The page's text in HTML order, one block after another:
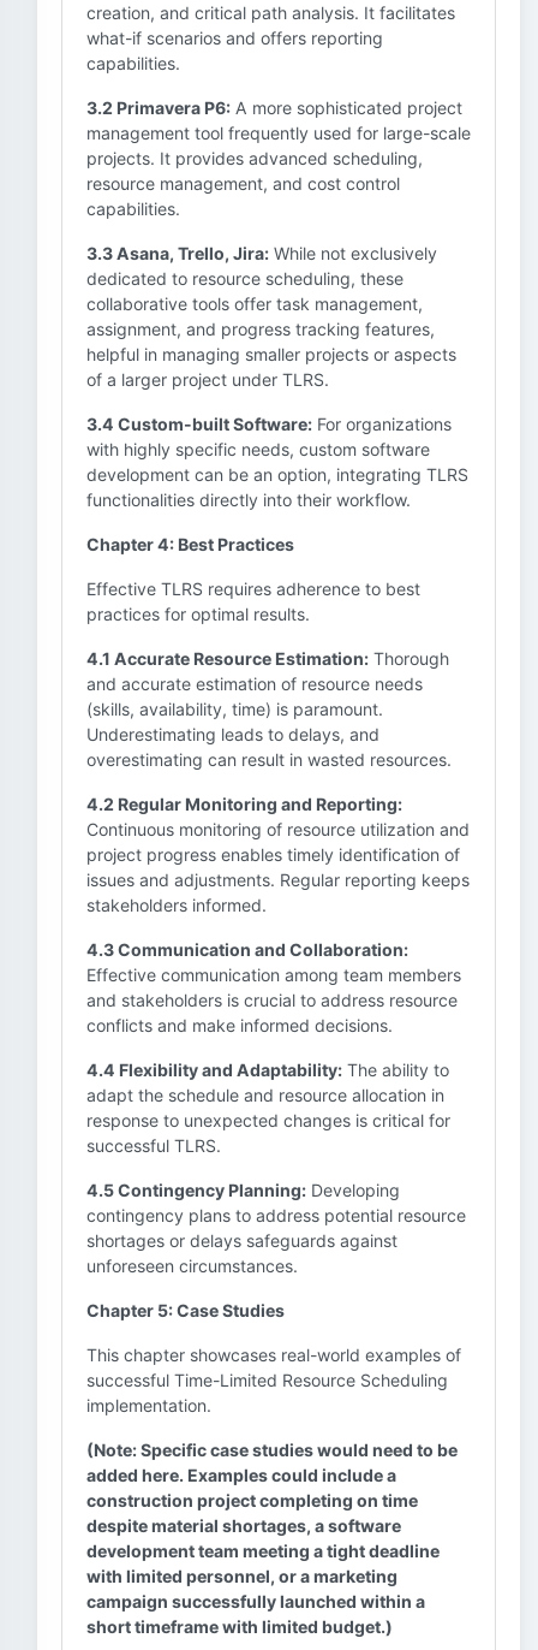
creation, and critical path analysis. It facilitates
what-if scenarios and offers reporting
capabilities.
3.2 Primavera P6: A more sophisticated project
management tool frequently used for large-scale
projects. It provides advanced scheduling,
resource management, and cost control
capabilities.
3.3 Asana, Trello, Jira: While not exclusively
dedicated to resource scheduling, these
collaborative tools offer task management,
assignment, and progress tracking features,
helpful in managing smaller projects or aspects
of a larger project under TLRS.
3.4 Custom-built Software: For organizations
with highly specific needs, custom software
development can be an option, integrating TLRS
functionalities directly into their workflow.
Chapter 4: Best Practices
Effective TLRS requires adherence to best
practices for optimal results.
4.1 Accurate Resource Estimation: Thorough
and accurate estimation of resource needs
(skills, availability, time) is paramount.
Underestimating leads to delays, and
overestimating can result in wasted resources.
4.2 Regular Monitoring and Reporting:
Continuous monitoring of resource utilization and
project progress enables timely identification of
issues and adjustments. Regular reporting keeps
stakeholders informed.
4.3 Communication and Collaboration:
Effective communication among team members
and stakeholders is crucial to address resource
conflicts and make informed decisions.
4.4 Flexibility and Adaptability: The ability to
adapt the schedule and resource allocation in
response to unexpected changes is critical for
successful TLRS.
4.5 Contingency Planning: Developing
contingency plans to address potential resource
shortages or delays safeguards against
unforeseen circumstances.
Chapter 5: Case Studies
This chapter showcases real-world examples of
successful Time-Limited Resource Scheduling
implementation.
(Note: Specific case studies would need to be
added here. Examples could include a
construction project completing on time
despite material shortages, a software
development team meeting a tight deadline
with limited personnel, or a marketing
campaign successfully launched within a
short timeframe with limited budget.)